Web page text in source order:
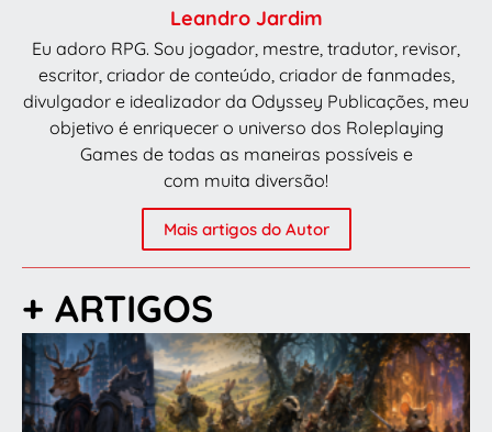
Leandro Jardim
Eu adoro RPG. Sou jogador, mestre, tradutor, revisor,
escritor, criador de conteúdo, criador de fanmades,
divulgador e idealizador da Odyssey Publicações, meu
objetivo é enriquecer o universo dos Roleplaying
Games de todas as maneiras possíveis e
com muita diversão!
Mais artigos do Autor
+ ARTIGOS